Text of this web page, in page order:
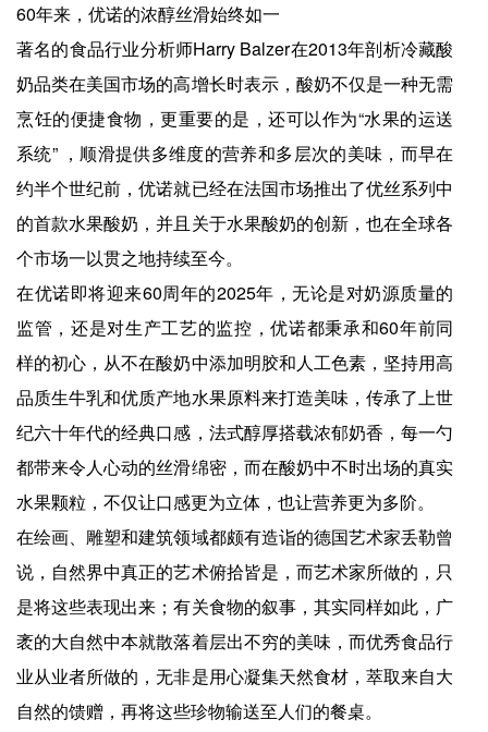
60年来，优诺的浓醇丝滑始终如一
著名的食品行业分析师Harry Balzer在2013年剖析冷藏酸
奶品类在美国市场的高增长时表示，酸奶不仅是一种无需
烹饪的便捷食物，更重要的是，还可以作为“水果的运送
系统” ，顺滑提供多维度的营养和多层次的美味，而早在
约半个世纪前，优诺就已经在法国市场推出了优丝系列中
的首款水果酸奶，并且关于水果酸奶的创新，也在全球各
个市场一以贯之地持续至今。
在优诺即将迎来60周年的2025年，无论是对奶源质量的
监管，还是对生产工艺的监控，优诺都秉承和60年前同
样的初心，从不在酸奶中添加明胶和人工色素，坚持用高
品质生牛乳和优质产地水果原料来打造美味，传承了上世
纪六十年代的经典口感，法式醇厚搭载浓郁奶香，每一勺
都带来令人心动的丝滑绵密，而在酸奶中不时出场的真实
水果颗粒，不仅让口感更为立体，也让营养更为多阶。
在绘画、雕塑和建筑领域都颇有造诣的德国艺术家丢勒曾
说，自然界中真正的艺术俯拾皆是，而艺术家所做的，只
是将这些表现出来；有关食物的叙事，其实同样如此，广
袤的大自然中本就散落着层出不穷的美味，而优秀食品行
业从业者所做的，无非是用心凝集天然食材，萃取来自大
自然的馈赠，再将这些珍物输送至人们的餐桌。